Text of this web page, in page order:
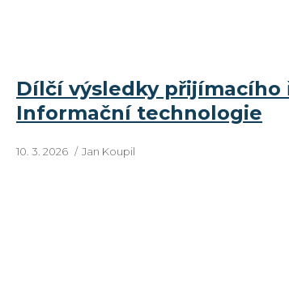
Dílčí výsledky
Informační technologie
10. 3. 2026 Jan Koupil